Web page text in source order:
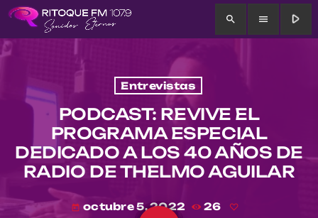
search menu play_arrow
Entrevistas
PODCAST: REVIVE EL
PROGRAMA ESPECIAL
DEDICADO A LOS 40 AÑOS DE
RADIO DE THELMO AGUILAR
today octubre 5, 2022 26